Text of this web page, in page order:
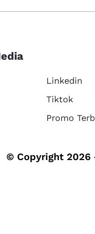
Linkedin
Tiktok
Promo
© Copyright 2026